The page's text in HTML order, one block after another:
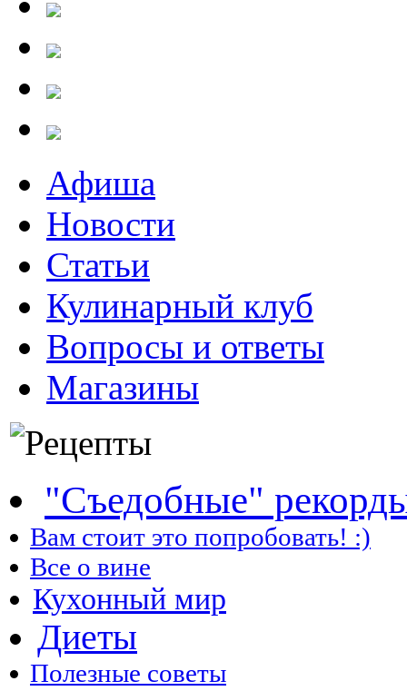
Афиша
Новости
Статьи
Кулинарный клуб
Вопросы и ответы
Магазины
"Съедобные"
Вам стоит это попробовать! :)
Все о вине
Кухонный мир
Диеты
Полезные советы